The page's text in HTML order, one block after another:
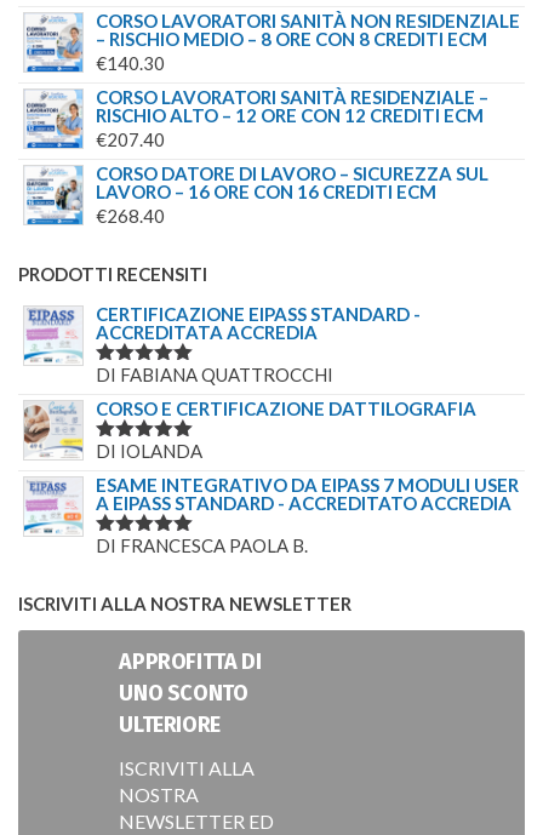
CORSO LAVORATORI SANITÀ NON RESIDENZIALE
– RISCHIO MEDIO – 8 ORE CON 8 CREDITI ECM
€140.30
CORSO LAVORATORI SANITÀ RESIDENZIALE –
RISCHIO ALTO – 12 ORE CON 12 CREDITI ECM
€207.40
CORSO DATORE DI LAVORO – SICUREZZA SUL
LAVORO – 16 ORE CON 16 CREDITI ECM
€268.40
PRODOTTI RECENSITI
CERTIFICAZIONE EIPASS STANDARD -
ACCREDITATA ACCREDIA
VALUTATO
DI FABIANA QUATTROCCHI
CORSO E CERTIFICAZIONE DATTILOGRAFIA
VALUTATO
DI IOLANDA
ESAME INTEGRATIVO DA EIPASS 7 MODULI USER
A EIPASS STANDARD - ACCREDITATO ACCREDIA
VALUTATO
DI FRANCESCA PAOLA B.
ISCRIVITI ALLA NOSTRA NEWSLETTER
APPROFITTA DI
UNO SCONTO
ULTERIORE
ISCRIVITI ALLA
NOSTRA
NEWSLETTER ED